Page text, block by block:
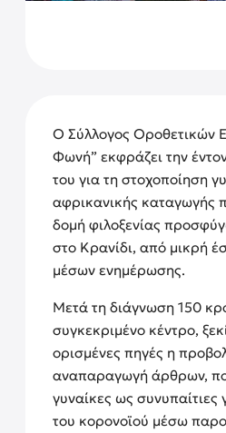
Ο Σύλλογος Οροθετικών
Φωνή” εκφράζει την
του για τη στοχοποίηση
αφρικανικής καταγωγής
δομή φιλοξενίας
στο Κρανίδι, από μικρή
μέσων ενημέρωσης.
Μετά τη διάγνωση 150
συγκεκριμένο κέντρο,
ορισμένες πηγές η
αναπαραγωγή άρθρων,
γυναίκες ως συνυπαίτιες
του κορονοϊού μέσω